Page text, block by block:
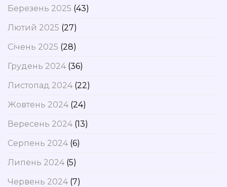
Березень 2025 (43)
Лютий 2025 (27)
Січень 2025 (28)
Грудень 2024(36)
Листопад 2024(22)
Жовтень 2024(24)
Вересень 2024(13)
Серпень 2024(6)
Липень 2024(5)
Червень 2024(7)